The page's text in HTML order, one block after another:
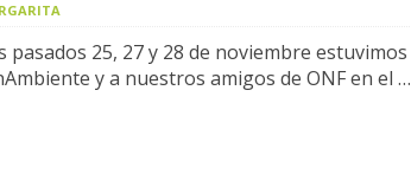
pasados 25, 27 y 28 de noviembre estuvimos
y a nuestros amigos de ONF en el …